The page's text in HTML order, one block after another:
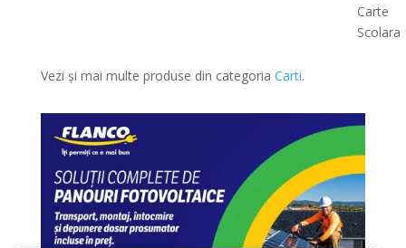
Carte
Scolara
Vezi și mai multe produse din categoria Carti.